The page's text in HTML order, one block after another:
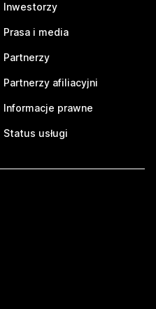
Inwestorzy
Prasa i media
Partnerzy
Partnerzy afiliacyjni
Informacje prawne
Status usługi